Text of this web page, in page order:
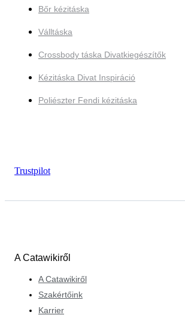
Bőr kézitáska
Válltáska
Crossbody táska Divatkiegészítők
Kézitáska Divat Inspiráció
Poliészter Fendi kézitáska
Trustpilot
A Catawikiről
A Catawikiről
Szakértőink
Karrier